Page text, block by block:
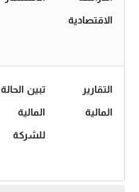
الاقتصادية
التقارير
المالية
تبين الحالة
المالية
للشركة